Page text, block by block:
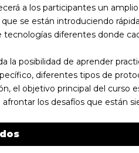
a los participantes un
se están introduciendo
tecnologías diferentes donde
la posibilidad de aprender
diferentes tipos de
el objetivo principal del curso
afrontar los desafíos que están